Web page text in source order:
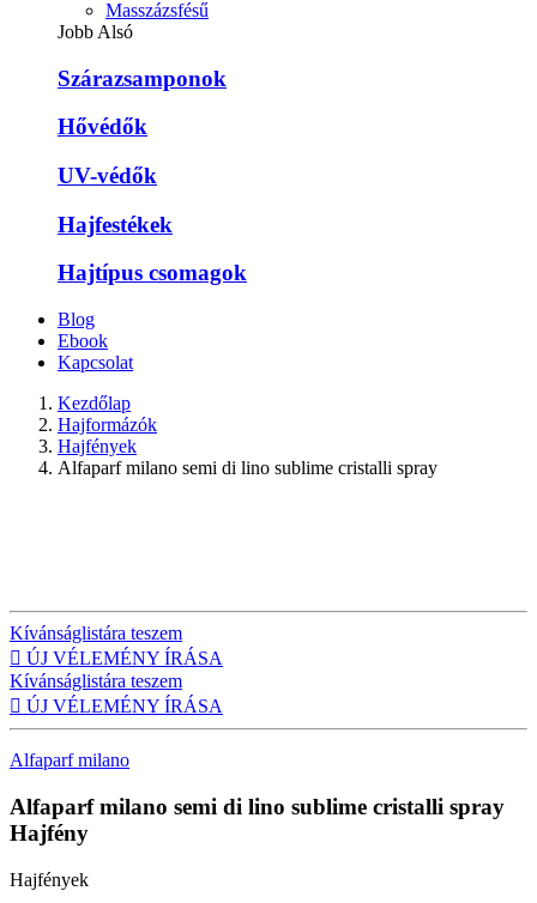
Masszázsfésű
Jobb Alsó
Szárazsamponok
Hővédők
UV-védők
Hajfestékek
Hajtípus csomagok
Blog
Ebook
Kapcsolat
Kezdőlap
Hajformázók
Hajfények
Alfaparf milano semi di lino sublime cristalli spray
Kívánságlistára teszem
 ÚJ VÉLEMÉNY ÍRÁSA
Kívánságlistára teszem
 ÚJ VÉLEMÉNY ÍRÁSA
Alfaparf milano
Alfaparf milano semi di lino sublime cristalli spray
Hajfény
Hajfények